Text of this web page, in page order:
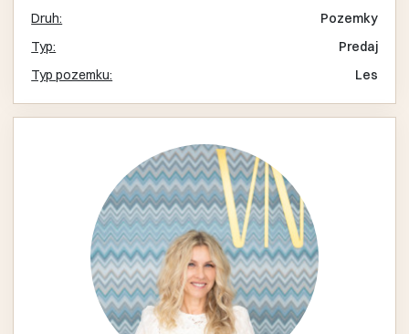
Druh:
Pozemky
Typ:
Predaj
Typ pozemku:
Les